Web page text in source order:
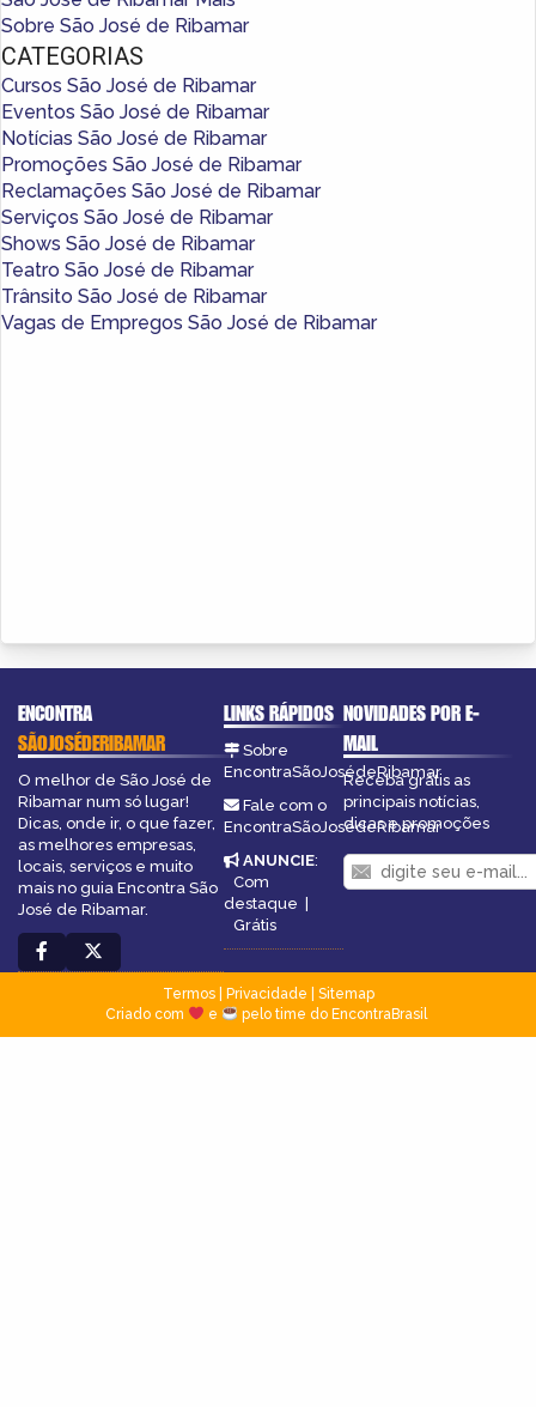
Sobre São José de Ribamar
CATEGORIAS
Cursos São José de Ribamar
Eventos São José de Ribamar
Notícias São José de Ribamar
Promoções São José de Ribamar
Reclamações São José de Ribamar
Serviços São José de Ribamar
Shows São José de Ribamar
Teatro São José de Ribamar
Trânsito São José de Ribamar
Vagas de Empregos São José de Ribamar
ENCONTRA
SÃOJOSÉDERIBAMAR
O melhor de São José de
Ribamar num só lugar!
Dicas, onde ir, o que fazer,
as melhores empresas,
locais, serviços e muito
mais no guia Encontra São
José de Ribamar.
LINKS RÁPIDOS
Sobre
EncontraSãoJosédeRibamar
Fale com o
EncontraSãoJosédeRibamar
ANUNCIE:
Com
destaque
Grátis
NOVIDADES POR E-
MAIL
Receba grátis as
principais notícias,
dicas e promoções
Termos| Privacidade
Sitemap
Criado com
e pelo time do EncontraBrasil